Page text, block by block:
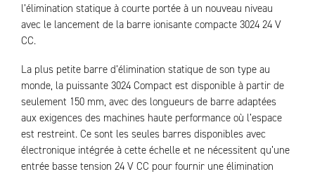
l’élimination statique à courte portée à un nouveau niveau
avec le lancement de la barre ionisante compacte 3024 24 V
CC.
La plus petite barre d’élimination statique de son type au
monde, la puissante 3024 Compact est disponible à partir de
seulement 150 mm, avec des longueurs de barre adaptées
aux exigences des machines haute performance où l’espace
est restreint. Ce sont les seules barres disponibles avec
électronique intégrée à cette échelle et ne nécessitent qu’une
entrée basse tension 24 V CC pour fournir une élimination